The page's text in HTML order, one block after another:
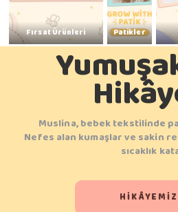
Fırsat Ürünleri Patikler
Muslina, bebek tekstilinde
Nefes alan kumaşlar ve sakin
sıcaklık
HIKÂYEMIZ